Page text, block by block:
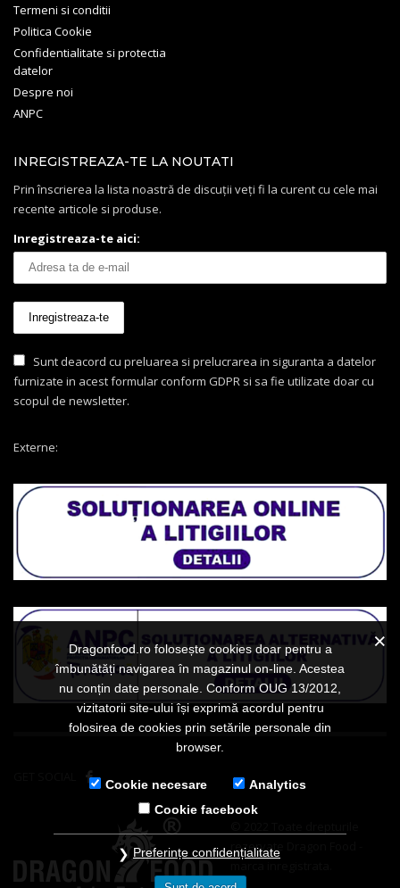
Termeni si conditii
Politica Cookie
Confidentialitate si protectia
datelor
Despre noi
ANPC
INREGISTREAZA-TE LA NOUTATI
Prin înscrierea la lista noastră de discuții veți fi la curent cu cele mai
recente articole si produse.
Inregistreaza-te aici:
Sunt deacord cu preluarea si prelucrarea in siguranta a datelor
furnizate in acest formular conform GDPR si sa fie utilizate doar cu
scopul de newsletter.
Externe:
rezervate Dragon Food -
Dragonfood.ro folosește cookies doar pentru a
îmbunătăți navigarea în magazinul on-line. Acestea
nu conțin date personale. Conform OUG 13/2012,
vizitatorii site-ului își exprimă acordul pentru
folosirea de cookies prin setările personale din
browser.
Cookie necesare
Analytics
Cookie facebook
Preferințe confidențialitate